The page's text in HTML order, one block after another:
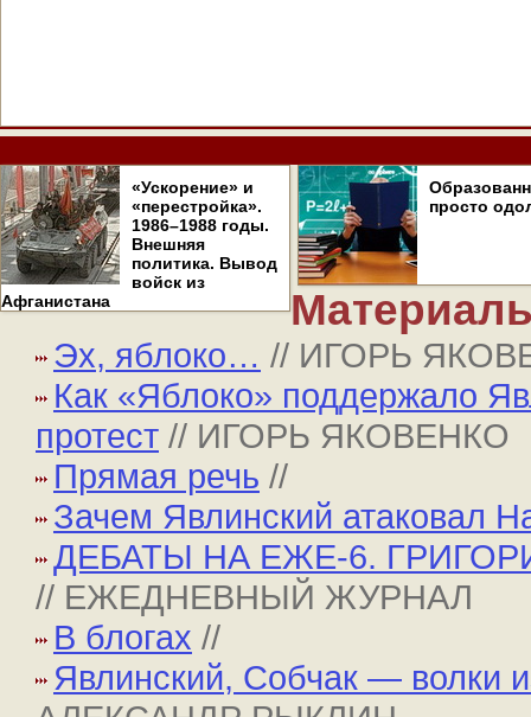
«Ускорение» и
«перестройка».
1986–1988 годы.
Внешняя
политика. Вывод
войск из
Афганистана
просто
Эх, яблоко… // ИГОРЬ
Как «Яблоко» поддержало
протест // ИГОРЬ ЯКОВЕНКО
Прямая речь //
Зачем Явлинский атаковал
ДЕБАТЫ НА ЕЖЕ-6.
// ЕЖЕДНЕВНЫЙ ЖУРНАЛ
В блогах //
Явлинский, Собчак — волки